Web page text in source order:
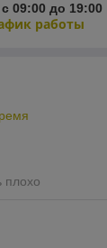
09:00 до 19:00
работы
плохо